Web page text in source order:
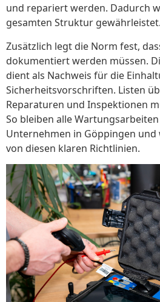
und repariert werden. Dadurch
gesamten Struktur gewährleistet.
Zusätzlich legt die Norm fest,
dokumentiert werden müssen.
dient als Nachweis für die
Sicherheitsvorschriften. Listen
Reparaturen und Inspektionen
So bleiben alle
Unternehmen in Göppingen
von diesen klaren Richtlinien.